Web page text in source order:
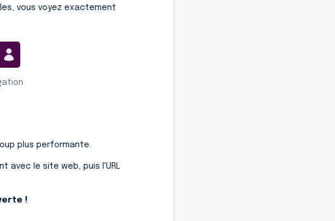
vous voyez exactement
plus performante.
avec le site web, puis l'URL
!